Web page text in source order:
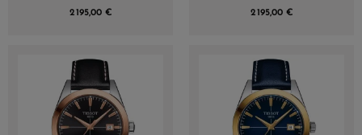
2 195,00 € 2 195,00 €